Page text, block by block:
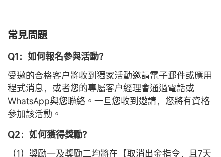
常見問題
Q1：如何報名參與活動？
受邀的合格客户將收到獨家活動邀請電子郵件或應用
程式消息，或者您的專屬客户經理會通過電話或
WhatsApp與您聯絡。一旦您收到邀請，您將有資格
參加該活動。
Q2：如何獲得獎勵？
（1）獎勵一及獎勵二均將在【取消出金指令，且7天